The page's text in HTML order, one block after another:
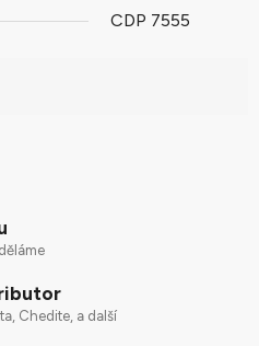
CDP 7555
Chedite, a další